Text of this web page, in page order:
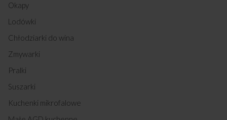
Okapy
Lodówki
Chłodziarki do wina
Zmywarki
Pralki
Suszarki
Kuchenki mikrofalowe